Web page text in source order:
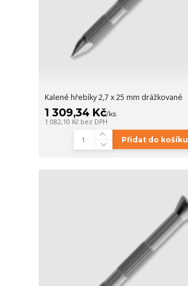
Kalené hřebíky 2,7 x 25 mm drážkované
1 309,34 Kč/ks
1 082,10 Kč bez DPH
Přidat do košíku